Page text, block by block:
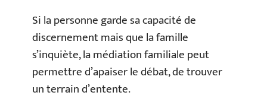
Si la personne garde sa capacité de
discernement mais que la famille
s’inquiète, la médiation familiale peut
permettre d’apaiser le débat, de trouver
un terrain d’entente.